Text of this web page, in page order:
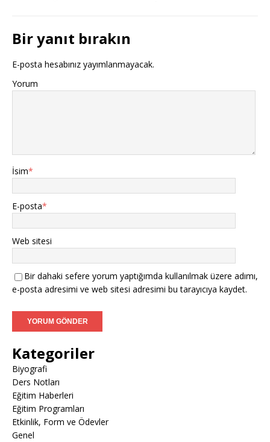
Bir yanıt bırakın
E-posta hesabınız yayımlanmayacak.
Yorum
İsim*
E-posta*
Web sitesi
Bir dahaki sefere yorum yaptığımda kullanılmak üzere adımı,
e-posta adresimi ve web sitesi adresimi bu tarayıcıya kaydet.
Kategoriler
Biyografi
Ders Notları
Eğitim Haberleri
Eğitim Programları
Etkinlik, Form ve Ödevler
Genel